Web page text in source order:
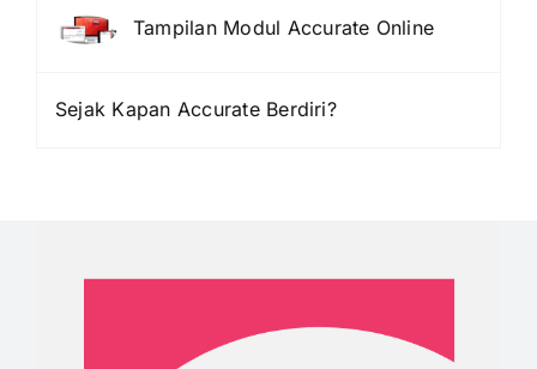
Tampilan Modul Accurate Online
Sejak Kapan Accurate Berdiri?